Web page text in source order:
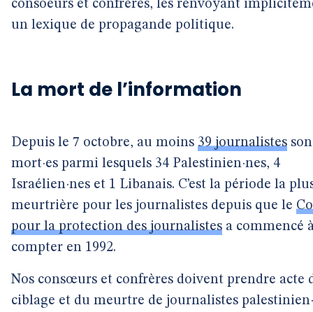
consoeurs et confrères, les renvoyant
un lexique de propagande politique.
La mort de l’information
Depuis le 7 octobre, au moins 39 journalistes
mort·es parmi lesquels 34 Palestinien·nes, 4
Israélien·nes et 1 Libanais. C’est la période la
meurtrière pour les journalistes depuis que le
pour la protection des journalistes a commencé
compter en 1992.
Nos consœurs et confrères doivent prendre acte
ciblage et du meurtre de journalistes